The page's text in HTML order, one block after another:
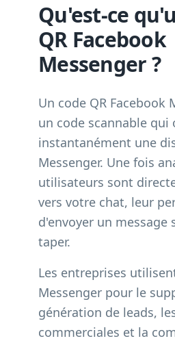
Qu'est-ce
QR Facebook
Messenger ?
Un code QR Facebook
un code scannable qui
instantanément une
Messenger. Une fois
utilisateurs sont
vers votre chat, leur
d'envoyer un message
taper.
Les entreprises
Messenger pour le
génération de leads,
commerciales et la